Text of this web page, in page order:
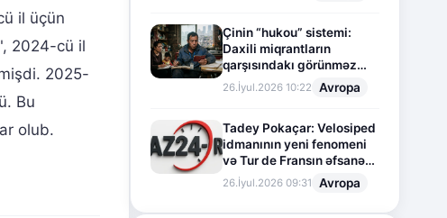
il üçün
2024-cü il
2025-
Bu
olub.
Çinin “hukou” sistemi:
Daxili miqrantların
qarşısındakı görünməz
sədd
26.İyul.2026 10:22 Avropa
Tadey Pokaçar: Velosiped
idmanının yeni fenomeni
və Tur de Fransın əfsanəvi
səhifəsi
26.İyul.2026 09:31 Avropa